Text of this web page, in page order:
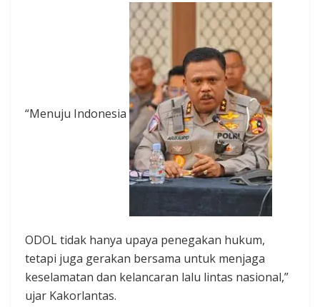
“Menuju Indonesia
ODOL tidak hanya upaya penegakan hukum,
tetapi juga gerakan bersama untuk menjaga
keselamatan dan kelancaran lalu lintas nasional,”
ujar Kakorlantas.